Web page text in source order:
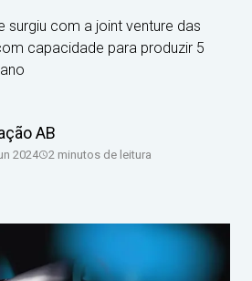
surgiu com a joint venture das
capacidade para produzir 5
AB
2024 2 minutos de leitura